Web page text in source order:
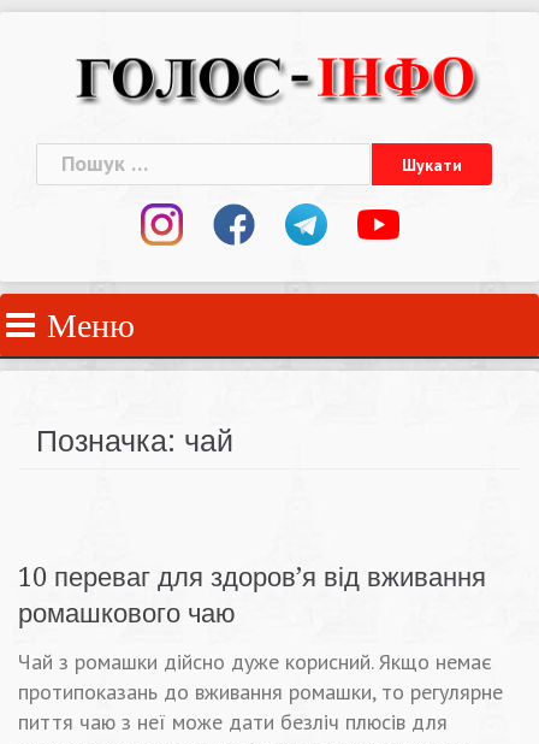
Пошук:
Меню
Позначка: чай
10 переваг для здоров’я від вживання
ромашкового чаю
Чай з ромашки дійсно дуже корисний. Якщо немає
протипоказань до вживання ромашки, то регулярне
пиття чаю з неї може дати безліч плюсів для